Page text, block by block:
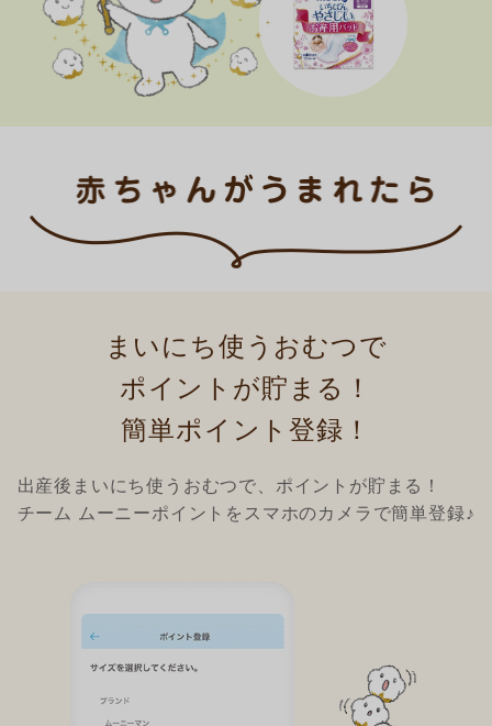
まいにち使うおむつで
ポイントが貯まる！
簡単ポイント登録！
出産後まいにち使うおむつで、ポイントが貯まる！
チーム ムーニーポイントをスマホのカメラで簡単登録♪